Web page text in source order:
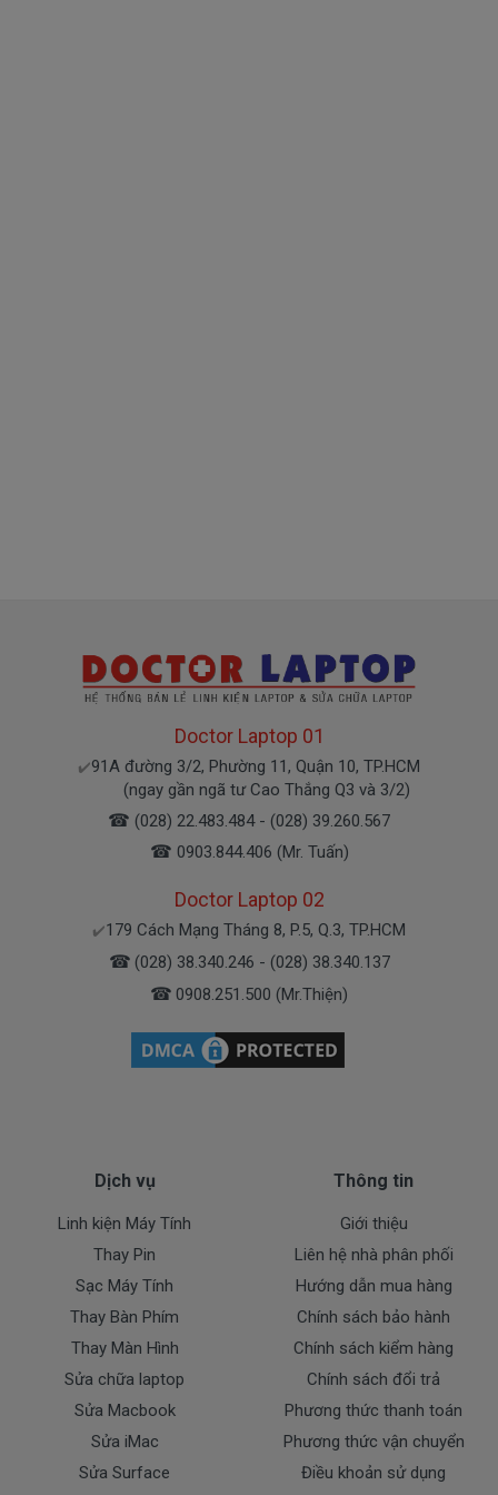
( Pin Oem pin thay thế của xưởng thứ
Pin máy Dellchính hãng Giá bạn mua là980k
( Pin Zin này là pin xách tay về nhé )
Bảo Hành Cho Pin Máy Tính Dell
P40G P40G001
Chế độ bảo hành cho Pin Dell
điều kiện như sau:
- Trong thời gian sài làm việc nếu pin Dell có các hư
* Các trường hợp không được bảo hành:
- Pin Dell bị rơi vỡ không còn nguyên dạng.
- Pin Dell bị ngập nước.
- Tem niêm phong dán trên pin bị rách hay có dấu
- Tem bảo hành không còn nguyên vẹn.
Cam Kết Chất Lượng Pin Cho Máy
P40G P40G001
Doctor Laptop 01
✔️91A đường 3/2, Phường 11, Quận 10, TP.HCM
(ngay gần ngã tư Cao Thắng Q3 và 3/2)
☎ (028) 22.483.484 - (028) 39.260.567
☎ 0903.844.406 (Mr. Tuấn)
Doctor Laptop 02
✔️179 Cách Mạng Tháng 8, P.5, Q.3, TP.HCM
☎ (028) 38.340.246 - (028) 38.340.137
☎ 0908.251.500 (Mr.Thiện)
Dịch vụ
Linh kiện Máy Tính
Thay Pin
Sạc Máy Tính
Thay Bàn Phím
Thay Màn Hình
Sửa chữa laptop
Sửa Macbook
Sửa iMac
Sửa Surface
Thông tin
Giới thiệu
Liên hệ nhà phân phối
Hướng dẫn mua hàng
Chính sách bảo hành
Chính sách kiểm hàng
Chính sách đổi trả
Phương thức thanh toán
Phương thức vận chuyển
Điều khoản sử dụng